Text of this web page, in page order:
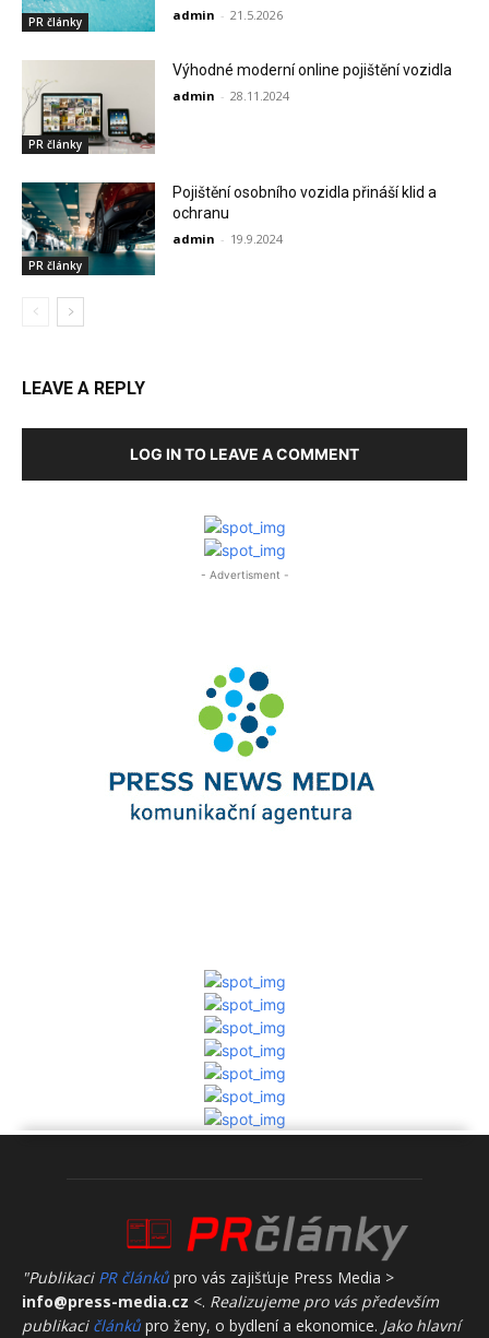
PR články admin - 21.5.2026
PR články
Výhodné moderní online pojištění vozidla
admin - 28.11.2024
PR články
Pojištění osobního vozidla přináší klid a
ochranu
admin - 19.9.2024
LEAVE A REPLY
LOG IN TO LEAVE A COMMENT
- Advertisment -
"Publikaci PR článků pro vás zajišťuje Press Media >
info@press-media.cz <. Realizujeme pro vás především
publikaci článků pro ženy, o bydlení a ekonomice. Jako hlavní